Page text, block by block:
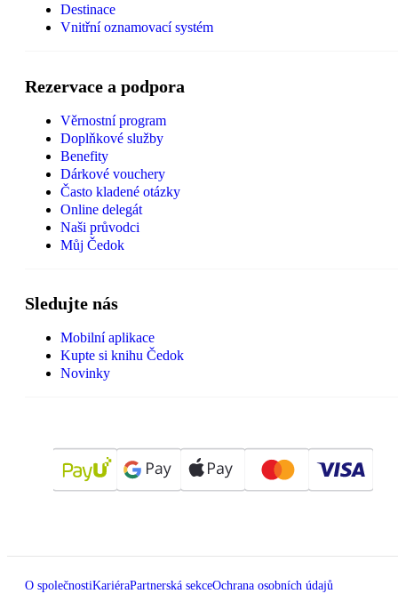
Destinace
Vnitřní oznamovací systém
Rezervace a podpora
Věrnostní program
Doplňkové služby
Benefity
Dárkové vouchery
Často kladené otázky
Online delegát
Naši průvodci
Můj Čedok
Sledujte nás
Mobilní aplikace
Kupte si knihu Čedok
Novinky
O společnostiKariéraPartnerská sekceOchrana osobních údajů